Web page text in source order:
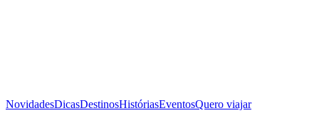
NovidadesDicasDestinosHistóriasEventosQuero viajar